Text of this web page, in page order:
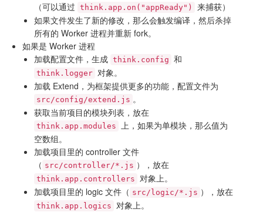
（可以通过 think.app.on("appReady")
来捕获）
如果文件发生了新的修改，那么会触发编译，然后杀掉
所有的 Worker 进程并重新 fork。
如果是 Worker 进程
加载配置文件，生成 think.config 和
think.logger 对象。
加载 Extend，为框架提供更多的功能，配置文件为
src/config/extend.js 。
获取当前项目的模块列表，放在
think.app.modules 上，如果为单模块，那么值为
空数组。
加载项目里的 controller 文件
（ src/controller/*.js ），放在
think.app.controllers 对象上。
加载项目里的 logic 文件（ src/logic/*.js ），放在
think.app.logics 对象上。